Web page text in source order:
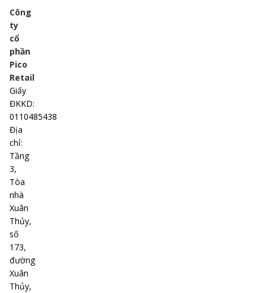
Công
ty
cổ
phần
Pico
Retail
Giấy
ĐKKD:
0110485438
Địa
chỉ:
Tầng
3,
Tòa
nhà
Xuân
Thủy,
số
173,
đường
Xuân
Thủy,